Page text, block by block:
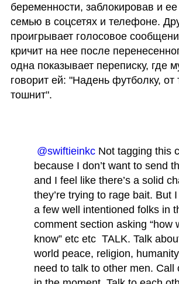
беременности, заблокировав и
семью в соцсетях и телефоне.
проигрывает голосовое
кричит на нее после
одна показывает переписку, где
говорит ей: "Надень футболку, от
тошнит".
@swiftieinkc Not tagging this
because I don’t want to send
and I feel like there’s a solid
they’re trying to rage bait. But
a few well intentioned folks in
comment section asking “how
know” etc etc  TALK. Talk
world peace, religion,
need to talk to other men. Call